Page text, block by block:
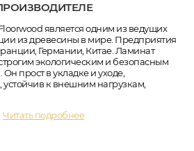
является одним из ведущих
из древесины в мире. Предприятия
Германии, Китае. Ламинат
экологическим и безопасным
прост в укладке и уходе,
к внешним нагрузкам,
Читать подробнее